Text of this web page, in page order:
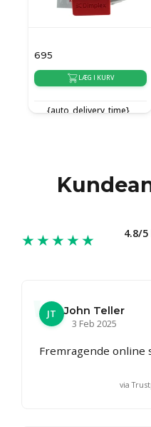
695
LÆG I KURV
{auto_delivery_time}
★★★★★ 4.8/5
JT
John Teller
3 Feb 2025
Fremragende online
via